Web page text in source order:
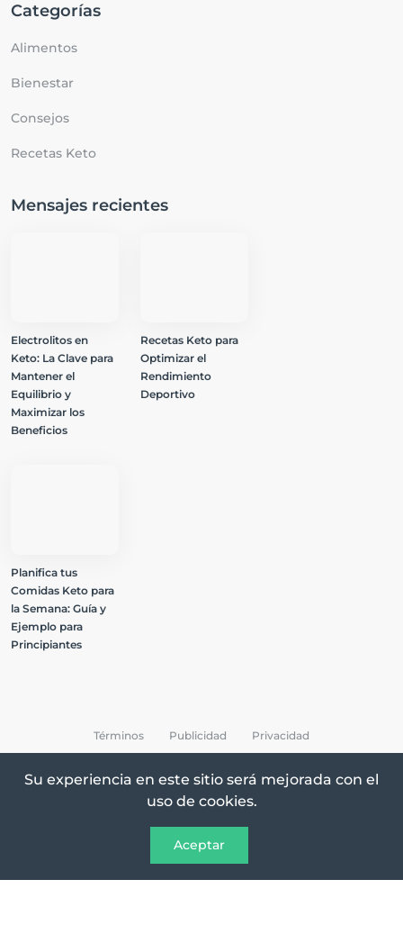
Categorías
Alimentos
Bienestar
Consejos
Recetas Keto
Mensajes recientes
Electrolitos en
Keto: La Clave para
Mantener el
Equilibrio y
Maximizar los
Beneficios
Recetas Keto para
Optimizar el
Rendimiento
Deportivo
Planifica tus
Comidas Keto para
la Semana: Guía y
Ejemplo para
Principiantes
All Rights Reserved © 2026 Keto Recetas
Términos Publicidad Privacidad
Su experiencia en este sitio será mejorada con el
uso de cookies.
Aceptar